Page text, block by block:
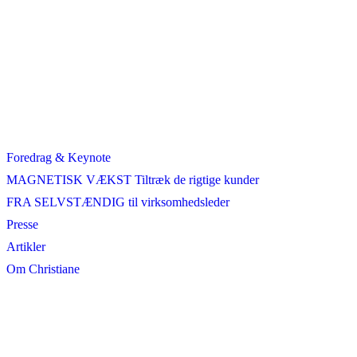
Foredrag & Keynote
MAGNETISK VÆKST Tiltræk de rigtige kunder
FRA SELVSTÆNDIG til virksomhedsleder
Presse
Artikler
Om Christiane